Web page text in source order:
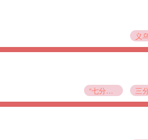
“七分定乾坤